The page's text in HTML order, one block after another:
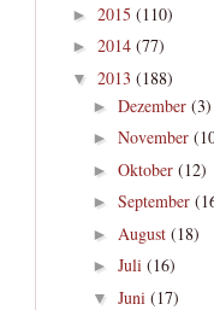
► 2015 (110)
► 2014 (77)
▼ 2013 (188)
► Dezember (3)
► November
► Oktober (12)
► September
► August (18)
► Juli (16)
▼ Juni (17)